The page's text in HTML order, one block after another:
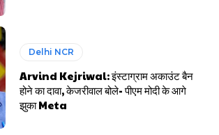
Delhi NCR
Arvind Kejriwal: इंस्टाग्राम अकाउंट बैन
होने का दावा, केजरीवाल बोले- पीएम मोदी के आगे
झुका Meta